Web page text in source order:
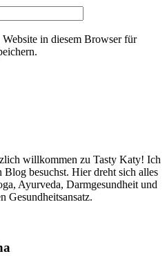
in diesem Browser für
willkommen zu Tasty Katy! Ich
Blog besuchst. Hier dreht sich alles
Ayurveda, Darmgesundheit und
Gesundheitsansatz.